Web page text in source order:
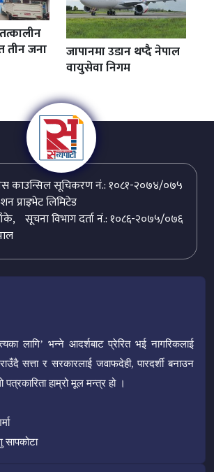
तीन जना
जापानमा उडान थप्दै नेपाल
वायुसेवा निगम
काउन्सिल सूचिकरण नं.: १०८१-२०७४/०७५
प्राइभेट लिमिटेड
सूचना विभाग दर्ता नं.: १०८६-२०७५/०७६
लागि’ भन्ने आदर्शबाट प्रेरित भई नागरिकलाई
सत्ता र सरकारलाई जवाफदेही, पारदर्शी बनाउन
पत्रकारिता हाम्रो मूल मन्त्र हो ।
सापकोटा